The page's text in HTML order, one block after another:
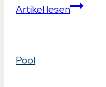
Artikel lesen
Pool